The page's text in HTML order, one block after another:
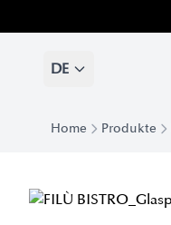
DE
Home Produkte